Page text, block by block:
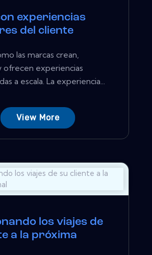
experiencias
del cliente
las marcas crean,
ofrecen experiencias
a escala. La experiencia...
View More
los viajes de
a la próxima